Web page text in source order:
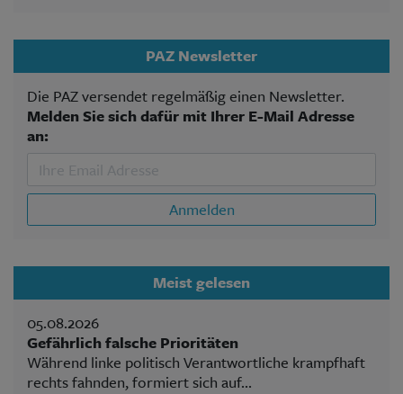
PAZ Newsletter
Die PAZ versendet regelmäßig einen Newsletter.
Melden Sie sich dafür mit Ihrer E-Mail Adresse
an:
Anmelden
Meist gelesen
05.08.2026
Gefährlich falsche Prioritäten
Während linke politisch Verantwortliche krampfhaft
rechts fahnden, formiert sich auf...